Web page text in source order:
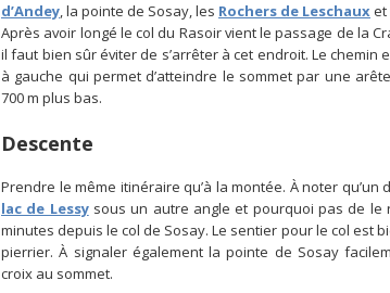
d’Andey, la pointe de Sosay, les Rochers de Leschauxet
Après avoir longé le col du Rasoir vient le passage de la
il faut bien sûr éviter de s’arrêter à cet endroit. Le
à gauche qui permet d’atteindre le sommet par une
700 m plus bas.
Descente
Prendre le même itinéraire qu’à la montée. À noter
lac de Lessysous un autre angle et pourquoi pas de le
minutes depuis le col de Sosay. Le sentier pour le col est
pierrier. À signaler également la pointe de Sosay
croix au sommet.